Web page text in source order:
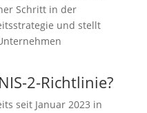
Schritt in der
und stellt
2-Richtlinie?
seit Januar 2023 in